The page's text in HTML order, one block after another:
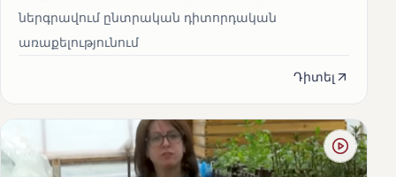
ներգրավում ընտրական դիտորդական
առաքելությունում
Դիտել